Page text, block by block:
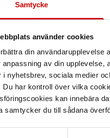
Samtycke
använder cookies
din
anpassning av din upplevelse,
i nyhetsbrev, sociala medier
Du har kontroll över vilka
kan innebära
samtycker du till sådana
vald produkt